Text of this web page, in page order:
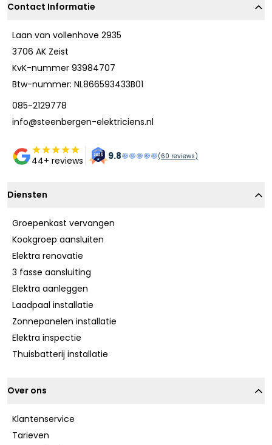
Contact Informatie
Laan van vollenhove 2935
3706 AK Zeist
KvK-nummer 93984707
Btw-nummer: NL866593433B01
085-2129778
info@steenbergen-elektriciens.nl
44+ reviews 9.8 (60 reviews)
Diensten
Groepenkast vervangen
Kookgroep aansluiten
Elektra renovatie
3 fasse aansluiting
Elektra aanleggen
Laadpaal installatie
Zonnepanelen installatie
Elektra inspectie
Thuisbatterij installatie
Over ons
Klantenservice
Tarieven